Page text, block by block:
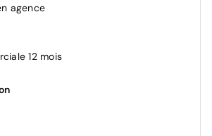
agence
12 mois